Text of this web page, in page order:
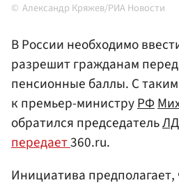
Александр Кряжев/РИА Новости
В России необходимо
разрешит гражданам
пенсионные баллы. С
к премьер-министруРФ
обратился председатель
передает360.ru.
Инициатива предполагает,